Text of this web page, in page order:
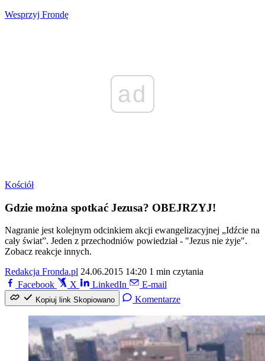
Wesprzyj Frondę
ad
Kościół
Gdzie można spotkać Jezusa? OBEJRZYJ!
Nagranie jest kolejnym odcinkiem akcji ewangelizacyjnej „Idźcie na
cały świat”. Jeden z przechodniów powiedział - "Jezus nie żyje".
Zobacz reakcje innych.
Redakcja Fronda.pl 24.06.2015 14:20 1 min czytania
Facebook
X LinkedIn E-mail
Kopiuj link Skopiowano Komentarze